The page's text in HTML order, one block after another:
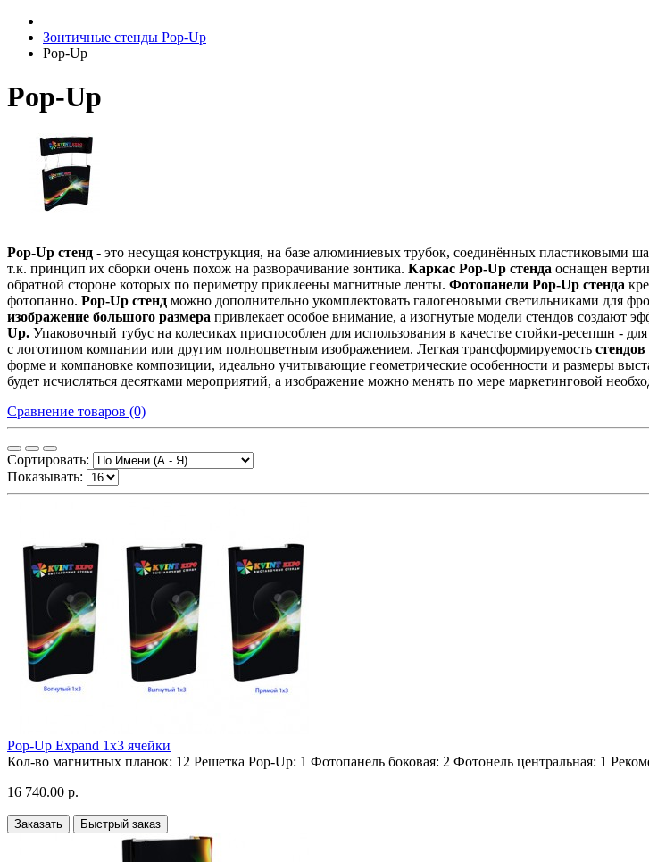
Зонтичные стенды Pop-Up
Pop-Up
Pop-Up
Pop-Up стенд - это несущая конструкция, на базе алюминиевых трубок, соединённых
т.к. принцип их сборки очень похож на разворачивание зонтика. Каркас Pop-Up стенда оснащен
обратной стороне которых по периметру приклеены магнитные ленты. Фотопанели Pop-Up стенда
фотопанно. Pop-Up стенд можно дополнительно укомплектовать галогеновыми светильниками для
изображение большого размера привлекает особое внимание, а изогнутые модели стендов создают
Up. Упаковочный тубус на колесиках приспособлен для использования в качестве стойки-ресепшн -
с логотипом компании или другим полноцветным изображением. Легкая трансформируемость
форме и компановке композиции, идеально учитывающие геометрические особенности и размеры
будет исчисляться десятками мероприятий, а изображение можно менять по мере маркетинговой
Сравнение товаров (0)
Сортировать:
Показывать:
Pop-Up Expand 1х3 ячейки
Кол-во магнитных планок: 12 Решетка Pop-Up: 1 Фотопанель боковая: 2 Фотонель центральная: 1
16 740.00 р.
Заказать Быстрый заказ